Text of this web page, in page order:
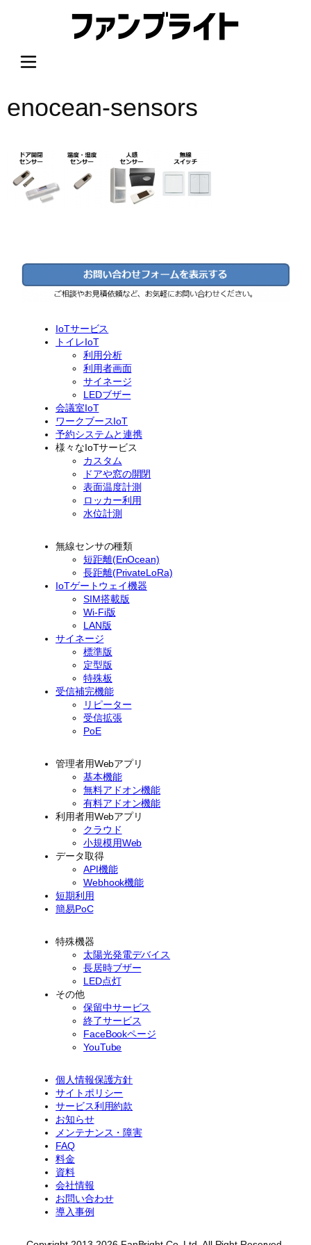
プ
enocean-sensors
IoTサービス
トイレIoT
利用分析
利用者画面
サイネージ
LEDブザー
会議室IoT
ワークブースIoT
予約システムと連携
様々なIoTサービス
カスタム
ドアや窓の開閉
表面温度計測
ロッカー利用
水位計測
無線センサの種類
短距離(EnOcean)
長距離(PrivateLoRa)
IoTゲートウェイ機器
SIM搭載版
Wi-Fi版
LAN版
サイネージ
標準版
定型版
特殊板
受信補完機能
リピーター
受信拡張
PoE
管理者用Webアプリ
基本機能
無料アドオン機能
有料アドオン機能
利用者用Webアプリ
クラウド
小規模用Web
データ取得
API機能
Webhook機能
短期利用
簡易PoC
特殊機器
太陽光発電デバイス
長居時ブザー
LED点灯
その他
保留中サービス
終了サービス
FaceBookページ
YouTube
個人情報保護方針
サイトポリシー
サービス利用約款
お知らせ
メンテナンス・障害
FAQ
料金
資料
会社情報
お問い合わせ
導入事例